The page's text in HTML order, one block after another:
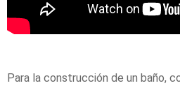
Para la construcción de un baño,